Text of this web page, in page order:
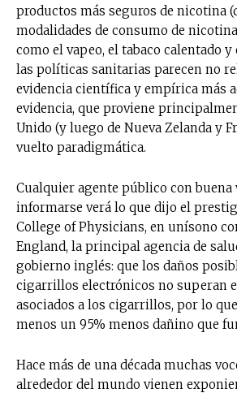
productos más seguros de nicotina
modalidades de consumo de
como el vapeo, el tabaco calentado y
las políticas sanitarias parecen no
evidencia científica y empírica más
evidencia, que proviene
Unido (y luego de Nueva Zelanda y
vuelto paradigmática.
Cualquier agente público con buena
informarse verá lo que dijo el
College of Physicians, en unísono
England, la principal agencia de
gobierno inglés: que los daños
cigarrillos electrónicos no superan
asociados a los cigarrillos, por lo
menos un 95% menos dañino que
Hace más de una década muchas
alrededor del mundo vienen